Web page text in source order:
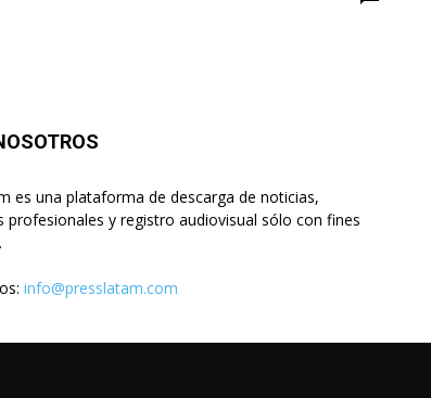
es una plataforma de descarga de noticias,
profesionales y registro audiovisual sólo con fines
info@presslatam.com